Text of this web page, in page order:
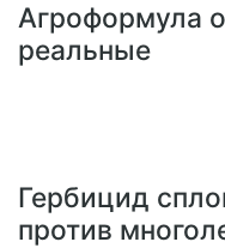
Агроформула
реальные
Гербицид
против